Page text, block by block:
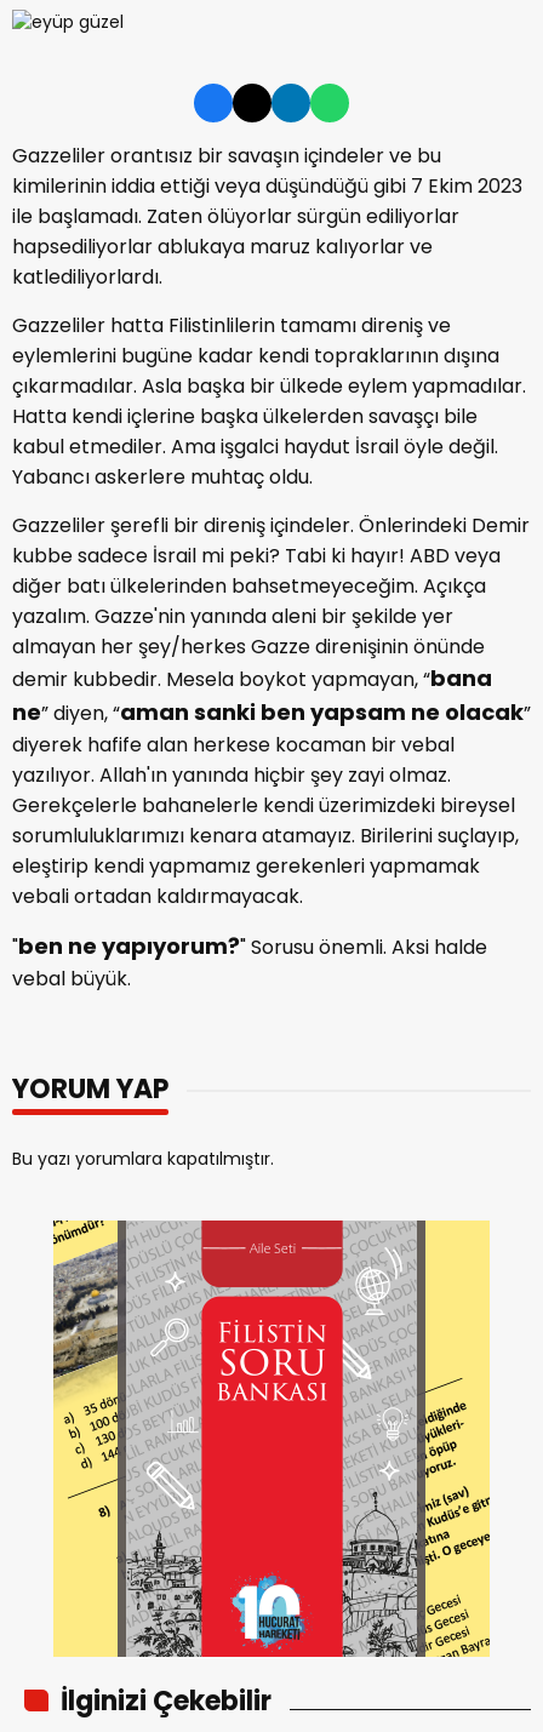
Gazzeliler orantısız bir savaşın içindeler ve bu
kimilerinin iddia ettiği veya düşündüğü gibi 7 Ekim 2023
ile başlamadı. Zaten ölüyorlar sürgün ediliyorlar
hapsediliyorlar ablukaya maruz kalıyorlar ve
katlediliyorlardı.
Gazzeliler hatta Filistinlilerin tamamı direniş ve
eylemlerini bugüne kadar kendi topraklarının dışına
çıkarmadılar. Asla başka bir ülkede eylem yapmadılar.
Hatta kendi içlerine başka ülkelerden savaşçı bile
kabul etmediler. Ama işgalci haydut İsrail öyle değil.
Yabancı askerlere muhtaç oldu.
Gazzeliler şerefli bir direniş içindeler. Önlerindeki Demir
kubbe sadece İsrail mi peki? Tabi ki hayır! ABD veya
diğer batı ülkelerinden bahsetmeyeceğim. Açıkça
yazalım. Gazze'nin yanında aleni bir şekilde yer
almayan her şey/herkes Gazze direnişinin önünde
demir kubbedir. Mesela boykot yapmayan, “bana
ne” diyen, “aman sanki ben yapsam ne olacak”
diyerek hafife alan herkese kocaman bir vebal
yazılıyor. Allah'ın yanında hiçbir şey zayi olmaz.
Gerekçelerle bahanelerle kendi üzerimizdeki bireysel
sorumluluklarımızı kenara atamayız. Birilerini suçlayıp,
eleştirip kendi yapmamız gerekenleri yapmamak
vebali ortadan kaldırmayacak.
"ben ne yapıyorum?" Sorusu önemli. Aksi halde
vebal büyük.
YORUM YAP
Bu yazı yorumlara kapatılmıştır.
İlginizi Çekebilir